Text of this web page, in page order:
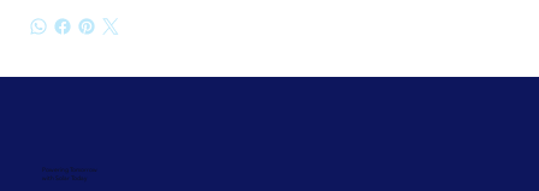
Powering Tomorrow
with Solar Today